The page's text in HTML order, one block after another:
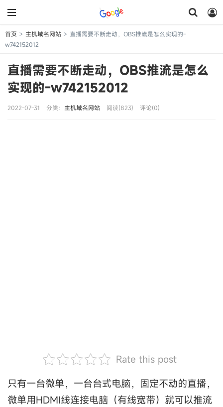
首页 > 主机域名网站 > 直播需要不断走动，OBS推流是怎么实现的-
w742152012
直播需要不断走动，OBS推流是怎么
实现的-w742152012
2022-07-31 分类： 主机域名网站 阅读(823) 评论(0)
Rate this post
只有一台微单，一台台式电脑，固定不动的直播，
微单用HDMI线连接电脑（有线宽带）就可以推流